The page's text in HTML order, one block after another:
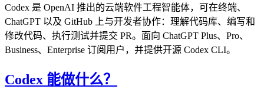
Codex 是 OpenAI 推出的云端软件工程智能体，可在终端、
ChatGPT 以及 GitHub 上与开发者协作：理解代码库、编写和
修改代码、执行测试并提交 PR。面向 ChatGPT Plus、Pro、
Business、Enterprise 订阅用户，并提供开源 Codex CLI。
Codex 能做什么？